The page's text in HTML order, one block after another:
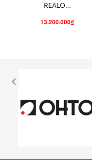
REALO...
13.200.000₫